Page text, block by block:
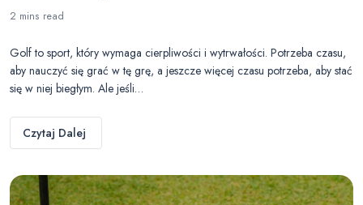
2 mins read
Golf to sport, który wymaga cierpliwości i wytrwałości. Potrzeba czasu,
aby nauczyć się grać w tę grę, a jeszcze więcej czasu potrzeba, aby stać
się w niej biegłym. Ale jeśli…
Czytaj Dalej